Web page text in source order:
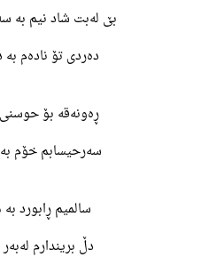
بێ لەبت شاد نیم بە
دەردی تۆ نادەم
ڕەونەقە بۆ
سەرحیسابم خۆم
سالمیم ڕابورد
دڵ بریندارم